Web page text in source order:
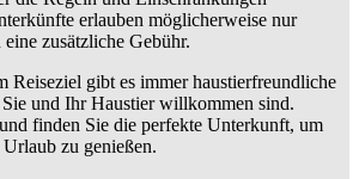
erlauben möglicherweise nur
zusätzliche Gebühr.
Reiseziel gibt es immer haustierfreundliche
und Ihr Haustier willkommen sind.
finden Sie die perfekte Unterkunft, um
zu genießen.